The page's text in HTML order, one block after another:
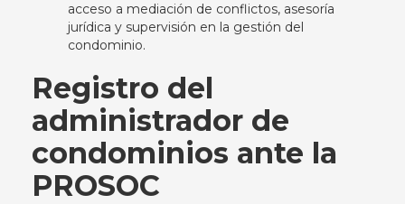
acceso a mediación de conflictos, asesoría
jurídica y supervisión en la gestión del
condominio.
Registro del
administrador de
condominios ante la
PROSOC